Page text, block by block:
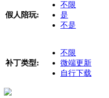
假人陪玩:
不限
是
不是
补丁类型:
不限
微端更新
自行下载